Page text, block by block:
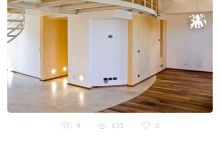
9 633 0